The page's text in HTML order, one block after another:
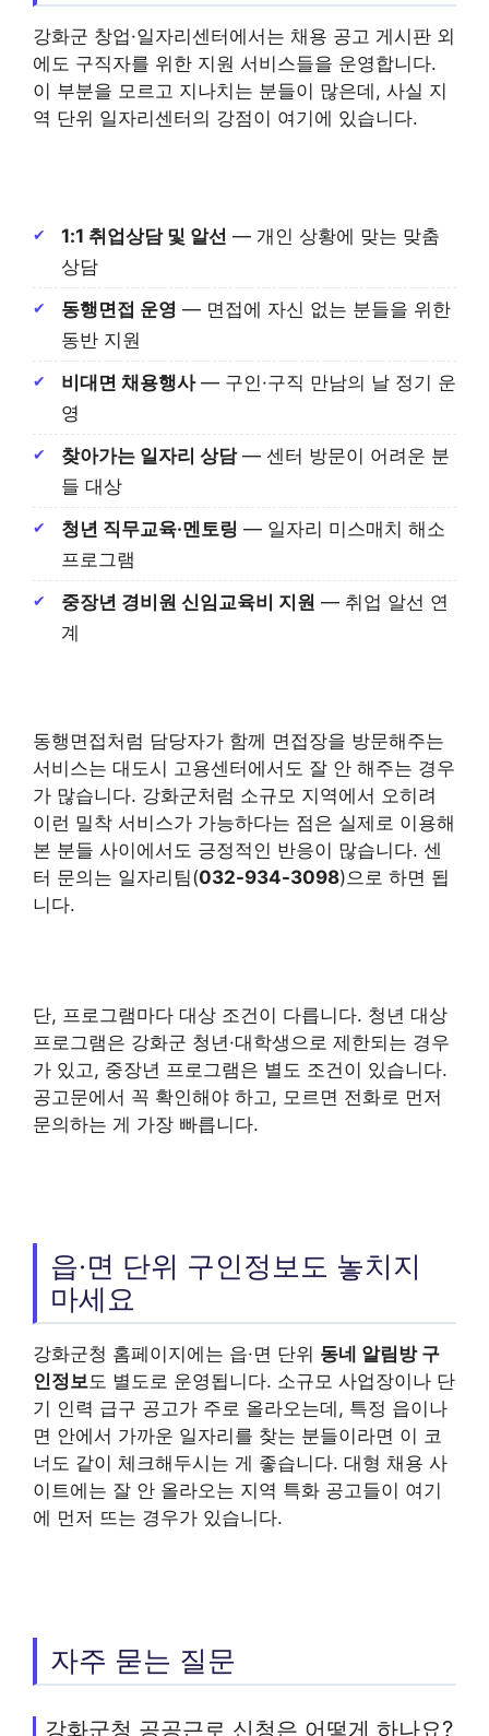
강화군 창업·일자리센터에서는 채용 공고 게시판 외
에도 구직자를 위한 지원 서비스들을 운영합니다.
이 부분을 모르고 지나치는 분들이 많은데, 사실 지
역 단위 일자리센터의 강점이 여기에 있습니다.
1:1 취업상담 및 알선 — 개인 상황에 맞는 맞춤
상담
동행면접 운영 — 면접에 자신 없는 분들을 위한
동반 지원
비대면 채용행사— 구인·구직 만남의 날 정기 운
영
찾아가는 일자리 상담— 센터 방문이 어려운 분
들 대상
청년 직무교육·멘토링 — 일자리 미스매치 해소
프로그램
중장년 경비원 신임교육비 지원 — 취업 알선 연
계
동행면접처럼 담당자가 함께 면접장을 방문해주는
서비스는 대도시 고용센터에서도 잘 안 해주는 경우
가 많습니다. 강화군처럼 소규모 지역에서 오히려
이런 밀착 서비스가 가능하다는 점은 실제로 이용해
본 분들 사이에서도 긍정적인 반응이 많습니다. 센
터 문의는 일자리팀(032-934-3098)으로 하면 됩
니다.
단, 프로그램마다 대상 조건이 다릅니다. 청년 대상
프로그램은 강화군 청년·대학생으로 제한되는 경우
가 있고, 중장년 프로그램은 별도 조건이 있습니다.
공고문에서 꼭 확인해야 하고, 모르면 전화로 먼저
문의하는 게 가장 빠릅니다.
읍·면 단위 구인정보도 놓치지
마세요
강화군청 홈페이지에는 읍·면 단위 동네 알림방 구
인정보도 별도로 운영됩니다. 소규모 사업장이나 단
기 인력 급구 공고가 주로 올라오는데, 특정 읍이나
면 안에서 가까운 일자리를 찾는 분들이라면 이 코
너도 같이 체크해두시는 게 좋습니다. 대형 채용 사
이트에는 잘 안 올라오는 지역 특화 공고들이 여기
에 먼저 뜨는 경우가 있습니다.
자주 묻는 질문
강화군청 공공근로 신청은 어떻게 하나요?